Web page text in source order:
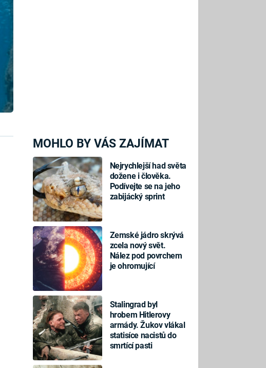
MOHLO BY VÁS ZAJÍMAT
Nejrychlejší had světa
dožene i člověka.
Podívejte se na jeho
zabijácký sprint
Zemské jádro skrývá
zcela nový svět.
Nález pod povrchem
je ohromující
Stalingrad byl
hrobem Hitlerovy
armády. Žukov vlákal
statisíce nacistů do
smrtící pasti